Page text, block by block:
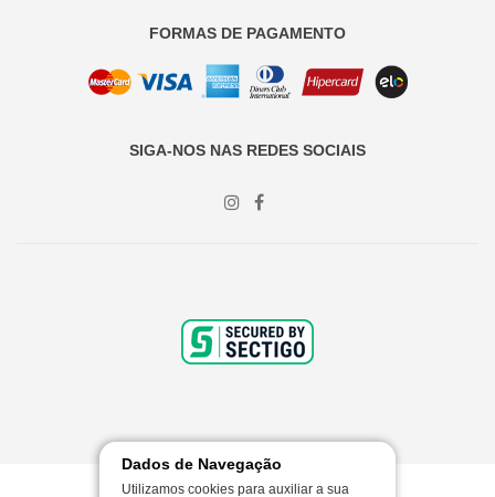
FORMAS DE PAGAMENTO
SIGA-NOS NAS REDES SOCIAIS
Dados de Navegação
Utilizamos cookies para auxiliar a sua